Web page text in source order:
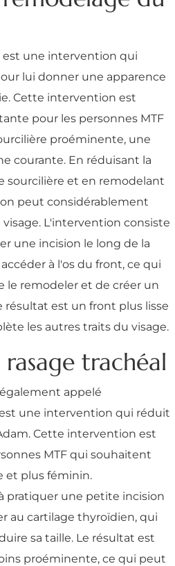
une intervention qui
lui donner une apparence
Cette intervention est
pour les personnes MTF
proéminente, une
courante. En réduisant la
sourcilière et en remodelant
peut considérablement
L'intervention consiste
une incision le long de la
à l'os du front, ce qui
le remodeler et de créer un
résultat est un front plus lisse
les autres traits du visage.
trachéal
appelé
une intervention qui réduit
Cette intervention est
MTF qui souhaitent
et plus féminin.
pratiquer une petite incision
au cartilage thyroïdien, qui
sa taille. Le résultat est
proéminente, ce qui peut